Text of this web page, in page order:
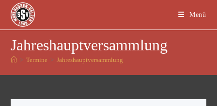
Menü
Jahreshauptversammlung
> Termine > Jahreshauptversammlung